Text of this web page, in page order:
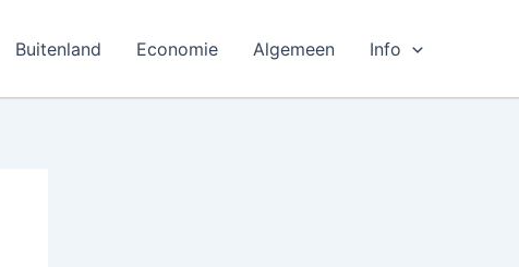
Buitenland Economie Algemeen Info